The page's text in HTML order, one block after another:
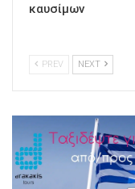
καυσίμων
PREV NEXT